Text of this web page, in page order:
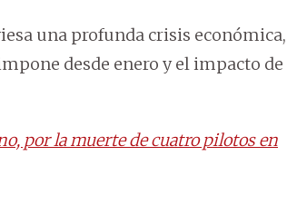
una profunda crisis económica,
desde enero y el impacto de
por la muerte de cuatro pilotos en